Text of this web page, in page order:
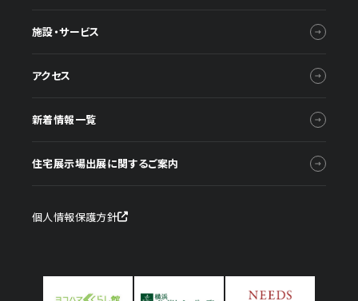
施設・サービス
アクセス
新着情報一覧
住宅展示場出展に関するご案内
個人情報保護方針